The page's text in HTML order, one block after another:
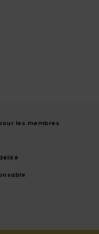
les membres